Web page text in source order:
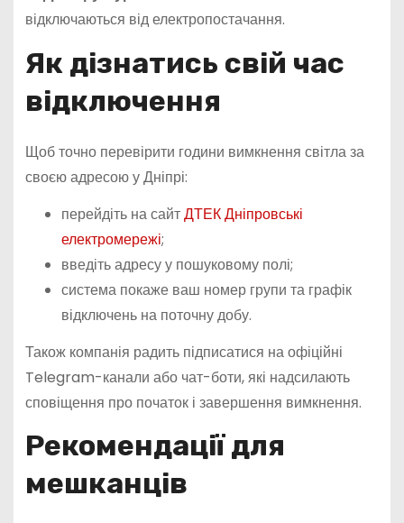
відключаються від електропостачання.
Як дізнатись свій час
відключення
Щоб точно перевірити години вимкнення світла за
своєю адресою у Дніпрі:
перейдіть на сайтДТЕК Дніпровські
електромережі;
введіть адресу у пошуковому полі;
система покаже ваш номер групи та графік
відключень на поточну добу.
Також компанія радить підписатися на офіційні
Telegram-канали або чат-боти, які надсилають
сповіщення про початок і завершення вимкнення.
Рекомендації для
мешканців